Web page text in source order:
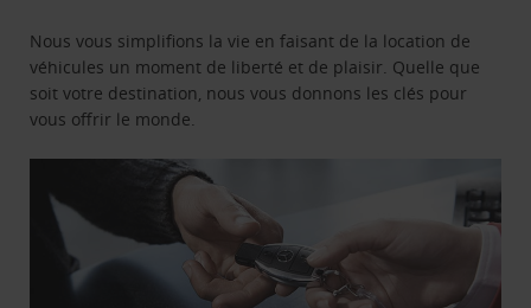
Nous vous simplifions la vie en faisant de la location de
véhicules un moment de liberté et de plaisir. Quelle que
soit votre destination, nous vous donnons les clés pour
vous offrir le monde.